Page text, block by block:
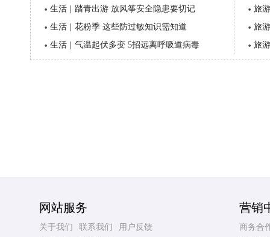
生活
踏青出游 放风筝安全隐患要切记
生活
花粉季 这些防过敏知识需知道
生活
气温起伏多变 5招远离呼吸道病毒
旅游
旅游
旅游
网站服务
关于我们 联系我们
用户反馈
营销
商务合